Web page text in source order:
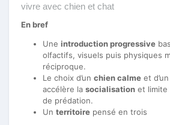
vivre avec chien et chat
En bref
Une introduction progressive
olfactifs, visuels puis physiques
réciproque.
Le choix d’un chien calme et d’un
accélère la socialisation et limite
de prédation.
Un territoire pensé en trois